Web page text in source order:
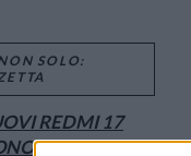
SOLO:
REDMI 17
E